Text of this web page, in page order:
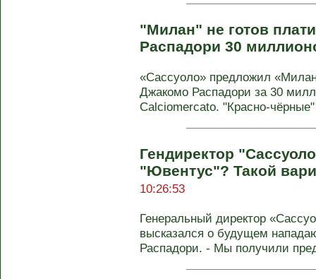
"Милан" не готов
Распадори 30
«Сассуоло» предложил
Джакомо Распадори за 30
Calciomercato. "Красно-
Гендиректор
"Ювентус"? Такой
10:26:53
Генеральный директор
высказался о будущем
Распадори. - Мы получили